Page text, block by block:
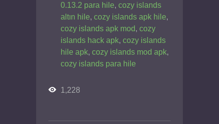
0.13.2 para hile, cozy islands
altın hile, cozy islands apk hile,
cozy islands apk mod, cozy
islands hack apk, cozy islands
hile apk, cozy islands mod apk,
cozy islands para hile
1,228